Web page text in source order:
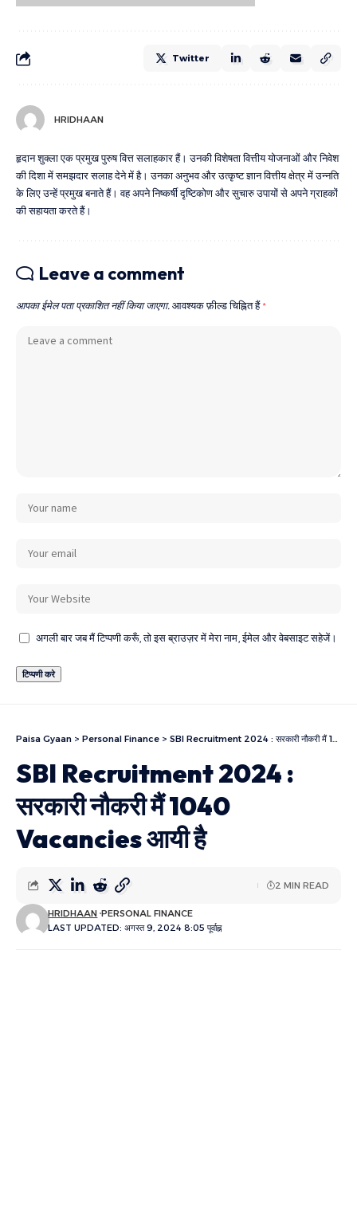
Twitter
HRIDHAAN
हृदान शुक्ला एक प्रमुख पुरुष वित्त सलाहकार हैं। उनकी विशेषता वित्तीय योजनाओं और निवेश
की दिशा में समझदार सलाह देने में है। उनका अनुभव और उत्कृष्ट ज्ञान वित्तीय क्षेत्र में उन्नति
के लिए उन्हें प्रमुख बनाते हैं। वह अपने निष्कर्षी दृष्टिकोण और सुचारु उपायों से अपने ग्राहकों
की सहायता करते हैं।
Leave a comment
आपका ईमेल पता प्रकाशित नहीं किया जाएगा. आवश्यक फ़ील्ड चिह्नित हैं *
अगली बार जब मैं टिप्पणी करूँ, तो इस ब्राउज़र में मेरा नाम, ईमेल और वेबसाइट सहेजें।
Paisa Gyaan > Personal Finance > SBI Recruitment 2024 : सरकारी नौकरी मैं 1040 Vacancies आयी है
SBI Recruitment 2024 :
सरकारी नौकरी मैं 1040
Vacancies आयी है
LAST UPDATED: अगस्त 9, 2024 8:05 पूर्वाह्न
HRIDHAAN PERSONAL FINANCE
2 MIN READ